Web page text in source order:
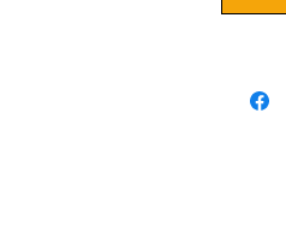
pièces
que le